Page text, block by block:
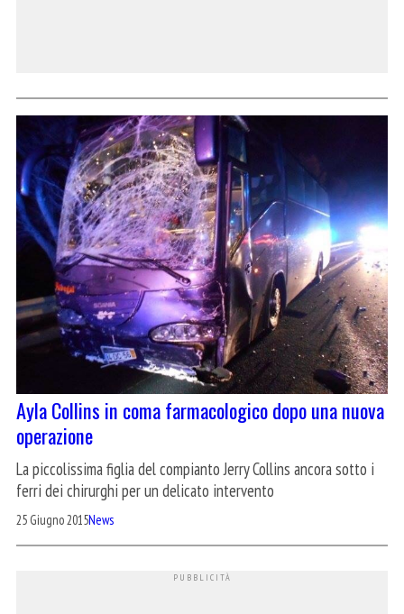
Ayla Collins in coma farmacologico dopo una nuova
operazione
La piccolissima figlia del compianto Jerry Collins ancora sotto i
ferri dei chirurghi per un delicato intervento
25 Giugno 2015News